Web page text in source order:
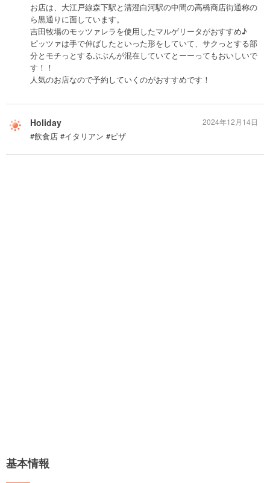
お店は、大江戸線森下駅と清澄白河駅の中間の高橋商店街通称の
ら黒通りに面しています。
吉田牧場のモッツァレラを使用したマルゲリータがおすすめ♪
ピッツァは手で伸ばしたといった形をしていて、サクっとする部
分とモチっとするぶぶんが混在していてとーーってもおいしいで
す！！
人気のお店なので予約していくのがおすすめです！
Holiday
#飲食店 #イタリアン #ピザ
2024年12月14日
基本情報